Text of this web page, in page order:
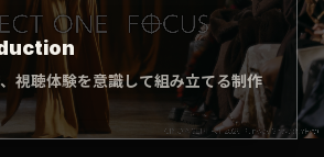
視聴体験を意識して組み立てる制作